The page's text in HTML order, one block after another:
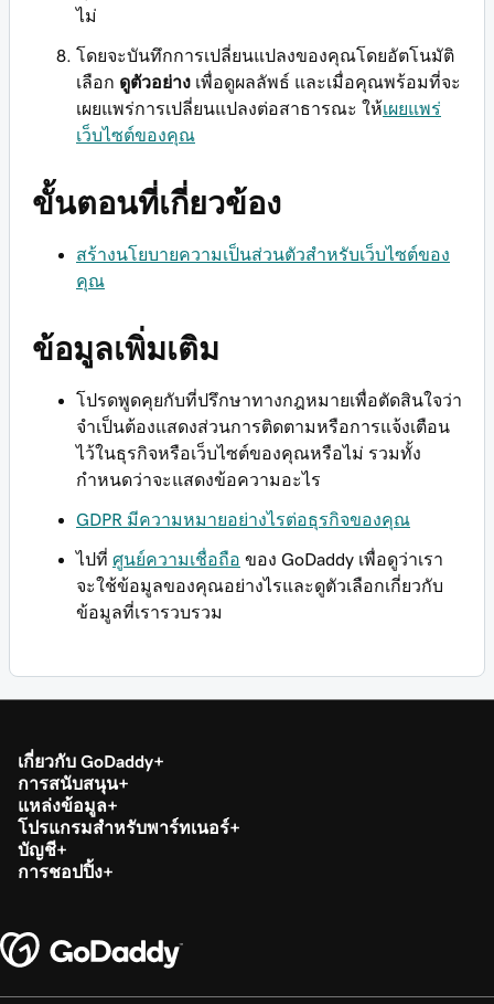
ไม่
โดยจะบันทึกการเปลี่ยนแปลงของคุณโดยอัตโนมัติ
เลือก ดูตัวอย่าง เพื่อดูผลลัพธ์ และเมื่อคุณพร้อมที่จะ
เผยแพร่การเปลี่ยนแปลงต่อสาธารณะ ให้เผยแพร่
เว็บไซต์ของคุณ
ขั้นตอนที่เกี่ยวข้อง
สร้างนโยบายความเป็นส่วนตัวสำหรับเว็บไซต์ของ
คุณ
ข้อมูลเพิ่มเติม
โปรดพูดคุยกับที่ปรึกษาทางกฎหมายเพื่อตัดสินใจว่า
จำเป็นต้องแสดงส่วนการติดตามหรือการแจ้งเตือน
ไว้ในธุรกิจหรือเว็บไซต์ของคุณหรือไม่ รวมทั้ง
กำหนดว่าจะแสดงข้อความอะไร
GDPR มีความหมายอย่างไรต่อธุรกิจของคุณ
ไปที่ ศูนย์ความเชื่อถือ ของ GoDaddy เพื่อดูว่าเรา
จะใช้ข้อมูลของคุณอย่างไรและดูตัวเลือกเกี่ยวกับ
ข้อมูลที่เรารวบรวม
เกี่ยวกับ GoDaddy
การสนับสนุน
แหล่งข้อมูล
โปรแกรมสำหรับพาร์ทเนอร์
บัญชี
การชอปปิ้ง